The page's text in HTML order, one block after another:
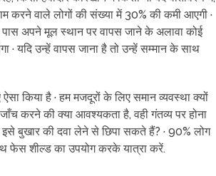
करने वाले लोगों की संख्या में 30% की कमी आएगी ·
अपने मूल स्थान पर वापस जाने के अलावा कोई
· यदि उन्हें वापस जाना है तो उन्हें सम्मान के साथ
किया है · हम मजदूरों के लिए समान व्यवस्था क्यों
करने की क्या आवश्यकता है, वही गंतव्य पर होना
इसे बुखार की दवा लेने से छिपा सकते हैं? · 90% लोग
फेस शील्ड का उपयोग करके यात्रा करें.